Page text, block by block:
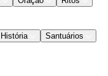
História
Santuários